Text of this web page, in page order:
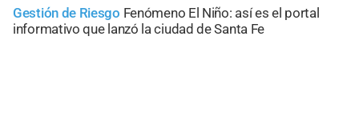
Gestión de Riesgo Fenómeno El Niño: así es el portal
informativo que lanzó la ciudad de Santa Fe